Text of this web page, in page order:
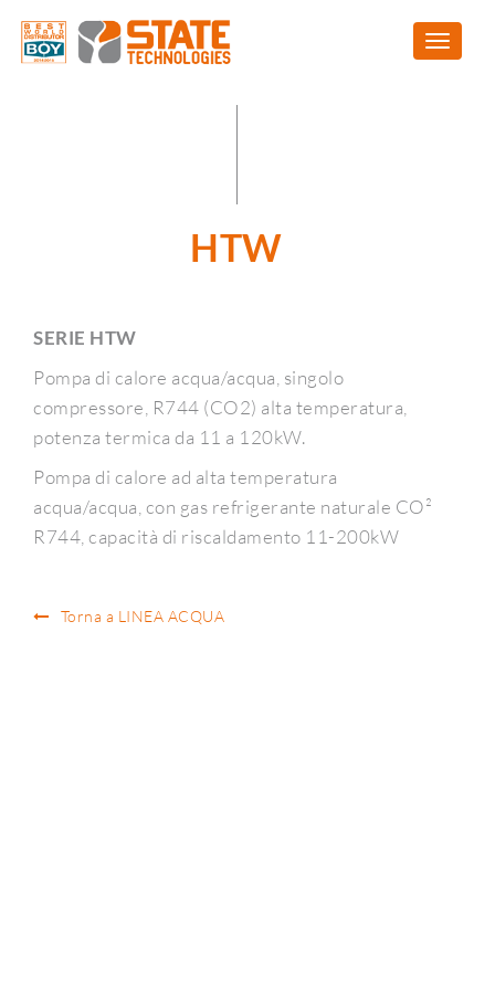
HTW
SERIE HTW
Pompa di calore acqua/acqua, singolo
compressore, R744 (CO2) alta temperatura,
potenza termica da 11 a 120kW.
Pompa di calore ad alta temperatura
acqua/acqua, con gas refrigerante naturale CO²
R744, capacità di riscaldamento 11-200kW
Torna a LINEA ACQUA